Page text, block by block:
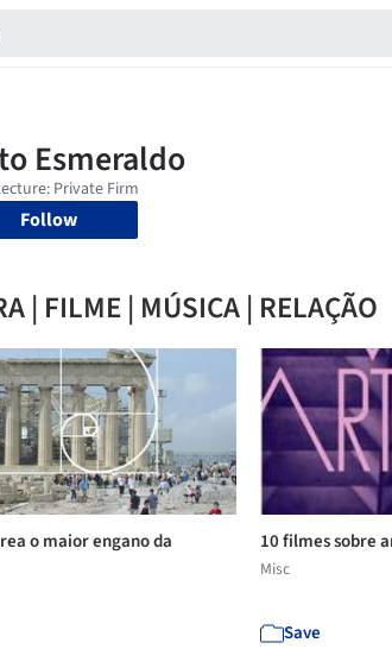
Follow
| FILME | MÚSICA | RELAÇÃO
o maior engano da
10 filmes sobre
Misc
Save